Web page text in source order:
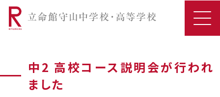
中2 高校コース説明会が行われ
ました